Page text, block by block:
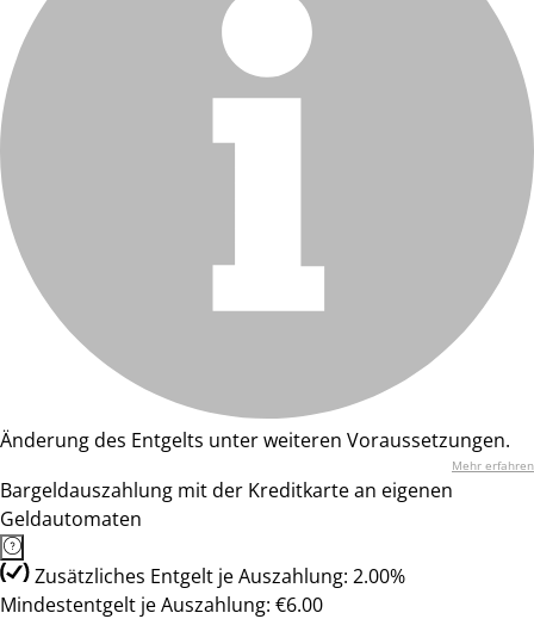
Änderung des Entgelts unter weiteren Voraussetzungen.
Mehr erfahren
Bargeldauszahlung mit der Kreditkarte an eigenen
Geldautomaten
Zusätzliches Entgelt je Auszahlung: 2.00%
Mindestentgelt je Auszahlung: €6.00